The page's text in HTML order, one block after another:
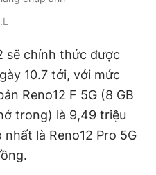
sẽ chính thức được
10.7 tới, với mức
Reno12 F 5G (8 GB
trong) là 9,49 triệu
là Reno12 Pro 5G